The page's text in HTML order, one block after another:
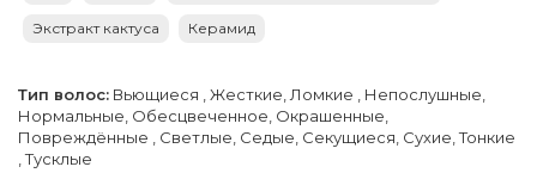
Экстракт кактуса Керамид
Тип волос: Вьющиеся , Жесткие, Ломкие , Непослушные,
Нормальные, Обесцвеченное, Окрашенные,
Повреждённые , Светлые, Седые, Секущиеся, Сухие, Тонкие
, Тусклые